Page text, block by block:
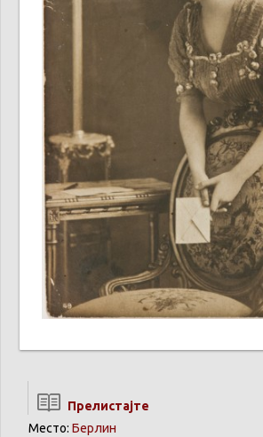
Прелистајте
Место: Берлин